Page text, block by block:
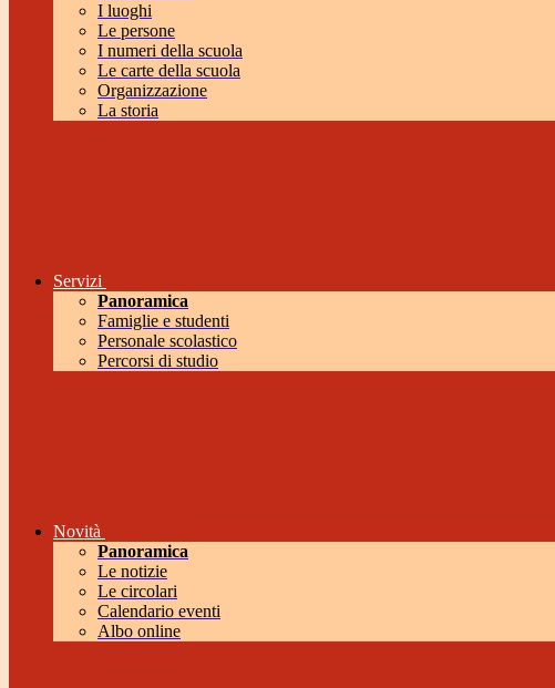
I luoghi
Le persone
I numeri della scuola
Le carte della scuola
Organizzazione
La storia
Servizi
Panoramica
Famiglie e studenti
Personale scolastico
Percorsi di studio
Novità
Panoramica
Le notizie
Le circolari
Calendario eventi
Albo online